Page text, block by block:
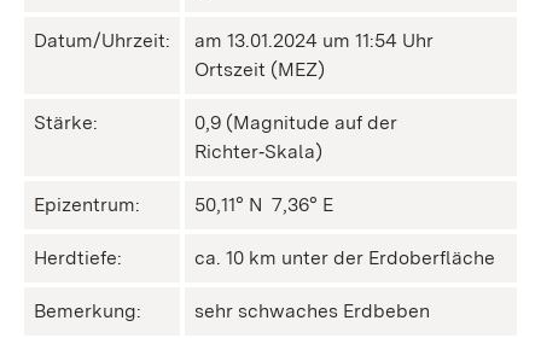
Datum/Uhrzeit:
am 13.01.2024 um 11:54 Uhr
Ortszeit (MEZ)
Stärke:
0,9 (Magnitude auf der
Richter‑Skala)
Epizentrum: 50,11° N ㅤ 7,36° E
Herdtiefe: ca. 10 km unter der Erdoberfläche
Bemerkung: sehr schwaches Erdbeben